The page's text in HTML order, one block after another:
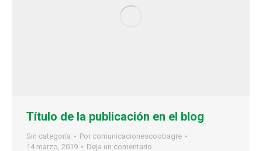
Título de la publicación en el blog
Sin categoría Por comunicacionescoobagre
14 marzo, 2019
Deja un comentario